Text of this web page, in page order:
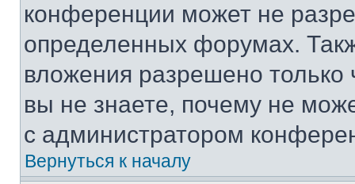
конференции может не
определенных форумах.
вложения разрешено
вы не знаете, почему не
с администратором
Вернуться к началу